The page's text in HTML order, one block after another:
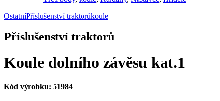
OstatníPříslušenství traktorůkoule
Příslušenství traktorů
Koule dolního závěsu kat.1
Kód výrobku: 51984